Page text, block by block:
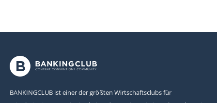
BANKINGCLUB ist einer der größten Wirtschaftsclubs für